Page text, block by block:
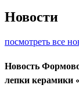
Новости
посмотреть все
Новость
лепки керамики